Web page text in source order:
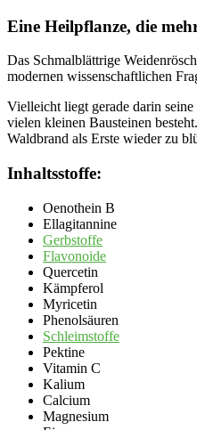
Eine Heilpflanze, die
Das Schmalblättrige
modernen wissenschaftlichen
Vielleicht liegt gerade darin seine
vielen kleinen Bausteinen
Waldbrand als Erste wieder zu
Inhaltsstoffe:
Oenothein B
Ellagitannine
Gerbstoffe
Flavonoide
Quercetin
Kämpferol
Myricetin
Phenolsäuren
Schleimstoffe
Pektine
Vitamin C
Kalium
Calcium
Magnesium